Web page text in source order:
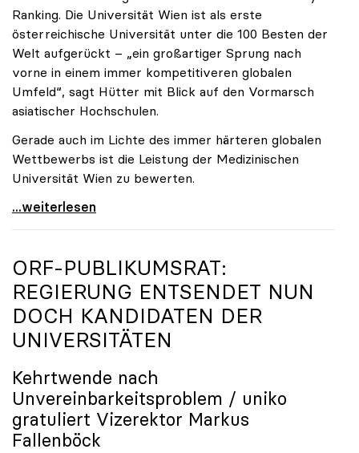
Ranking. Die Universität Wien ist als erste
österreichische Universität unter die 100 Besten der
Welt aufgerückt – „ein großartiger Sprung nach
vorne in einem immer kompetitiveren globalen
Umfeld“, sagt Hütter mit Blick auf den Vormarsch
asiatischer Hochschulen.
Gerade auch im Lichte des immer härteren globalen
Wettbewerbs ist die Leistung der Medizinischen
Universität Wien zu bewerten.
„Top-Rankingplätze heimischer Universitäten geben
...weiterlesen
ORF-PUBLIKUMSRAT:
REGIERUNG ENTSENDET NUN
DOCH KANDIDATEN DER
UNIVERSITÄTEN
Kehrtwende nach
Unvereinbarkeitsproblem / uniko
gratuliert Vizerektor Markus
Fallenböck